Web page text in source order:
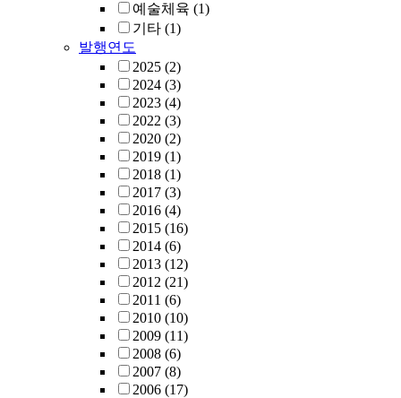
예술체육 (1)
기타 (1)
발행연도
2025 (2)
2024 (3)
2023 (4)
2022 (3)
2020 (2)
2019 (1)
2018 (1)
2017 (3)
2016 (4)
2015 (16)
2014 (6)
2013 (12)
2012 (21)
2011 (6)
2010 (10)
2009 (11)
2008 (6)
2007 (8)
2006 (17)